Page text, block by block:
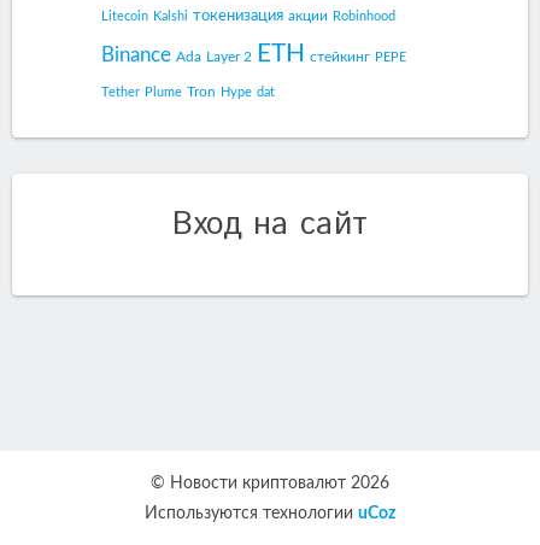
Litecoin Kalshi токенизация акции Robinhood
Binance Ada Layer 2 ETH стейкинг PEPE
Tether Plume Tron Hype dat
Вход на сайт
© Новости криптовалют 2026
Используются технологии uCoz